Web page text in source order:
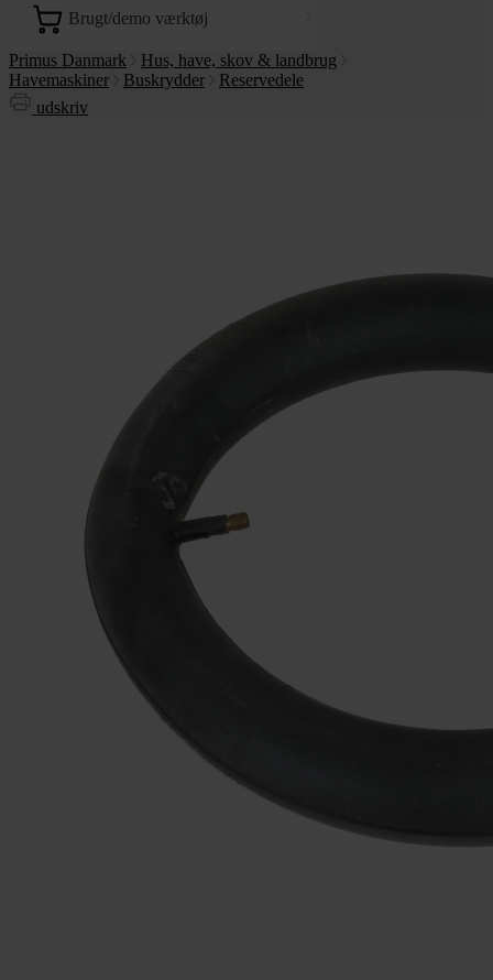
brugt/demo værktøj
Primus Danmark
Hus, have, skov & landbrug
Havemaskiner
Buskrydder
Reservedele
udskriv